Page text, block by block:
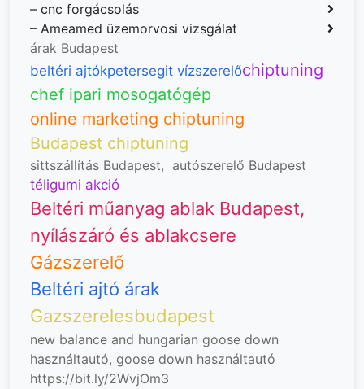
– cnc forgácsolás
– Ameamed üzemorvosi vizsgálat
árak Budapest
beltéri ajtókpetersegit vízszerelőchiptuning
chef ipari mosogatógép
online marketing chiptuning
Budapest chiptuning
sittszállítás Budapest, autószerelő Budapest
téligumi akció
Beltéri műanyag ablak Budapest,
nyílászáró és ablakcsere
Gázszerelő
Beltéri ajtó árak
Gazszerelesbudapest
new balance and hungarian goose down
használtautó, goose down használtautó
https://bit.ly/2WvjOm3